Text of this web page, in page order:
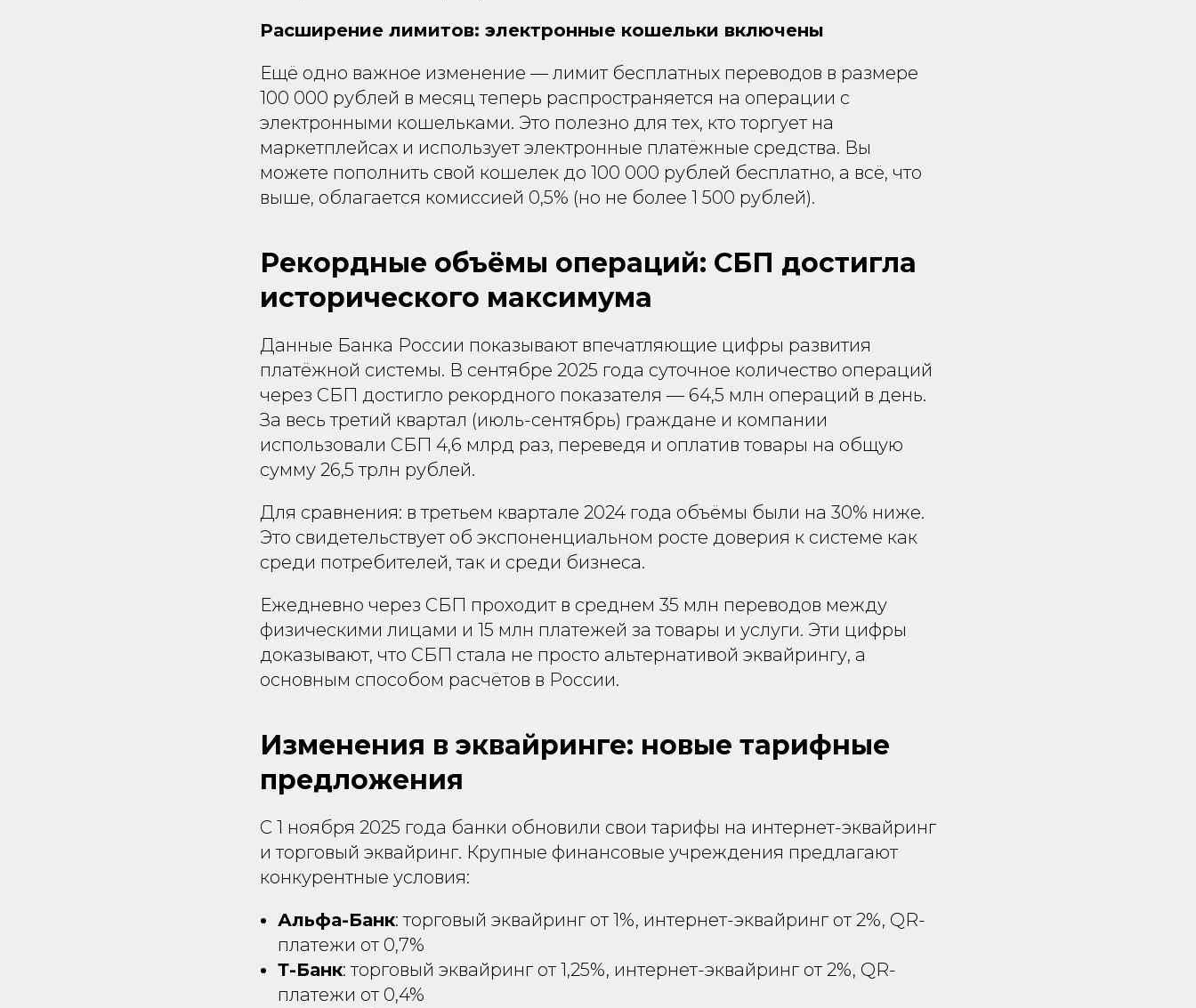
Расширение лимитов: электронные кошельки включены
Ещё одно важное изменение — лимит бесплатных переводов в размере
100 000 рублей в месяц теперь распространяется на операции с
электронными кошельками. Это полезно для тех, кто торгует на
маркетплейсах и использует электронные платёжные средства. Вы
можете пополнить свой кошелек до 100 000 рублей бесплатно, а всё, что
выше, облагается комиссией 0,5% (но не более 1 500 рублей).
Рекордные объёмы операций: СБП достигла
исторического максимума
Данные Банка России показывают впечатляющие цифры развития
платёжной системы. В сентябре 2025 года суточное количество операций
через СБП достигло рекордного показателя — 64,5 млн операций в день.
За весь третий квартал (июль-сентябрь) граждане и компании
использовали СБП 4,6 млрд раз, переведя и оплатив товары на общую
сумму 26,5 трлн рублей.
Для сравнения: в третьем квартале 2024 года объёмы были на 30% ниже.
Это свидетельствует об экспоненциальном росте доверия к системе как
среди потребителей, так и среди бизнеса.
Ежедневно через СБП проходит в среднем 35 млн переводов между
физическими лицами и 15 млн платежей за товары и услуги. Эти цифры
доказывают, что СБП стала не просто альтернативой эквайрингу, а
основным способом расчётов в России.
Изменения в эквайринге: новые тарифные
предложения
С 1 ноября 2025 года банки обновили свои тарифы на интернет-эквайринг
и торговый эквайринг. Крупные финансовые учреждения предлагают
конкурентные условия:
Альфа-Банк: торговый эквайринг от 1%, интернет-эквайринг от 2%, QR-
платежи от 0,7%
Т-Банк: торговый эквайринг от 1,25%, интернет-эквайринг от 2%, QR-
платежи от 0,4%